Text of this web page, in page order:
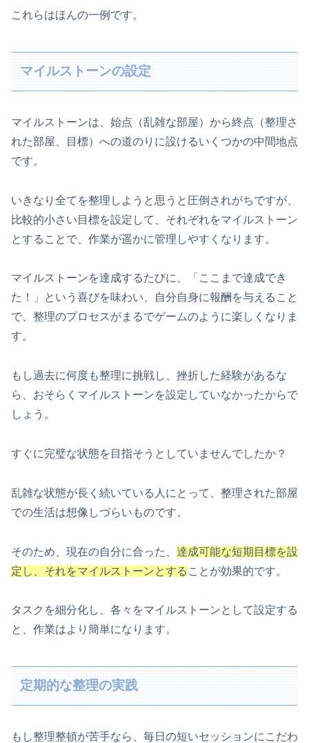
これらはほんの一例です。
マイルストーンの設定
マイルストーンは、始点（乱雑な部屋）から終点（整理さ
れた部屋、目標）への道のりに設けるいくつかの中間地点
です。
いきなり全てを整理しようと思うと圧倒されがちですが、
比較的小さい目標を設定して、それぞれをマイルストーン
とすることで、作業が遥かに管理しやすくなります。
マイルストーンを達成するたびに、「ここまで達成でき
た！」という喜びを味わい、自分自身に報酬を与えること
で、整理のプロセスがまるでゲームのように楽しくなりま
す。
もし過去に何度も整理に挑戦し、挫折した経験があるな
ら、おそらくマイルストーンを設定していなかったからで
しょう。
すぐに完璧な状態を目指そうとしていませんでしたか？
乱雑な状態が長く続いている人にとって、整理された部屋
での生活は想像しづらいものです。
そのため、現在の自分に合った、 達成可能な短期目標を設
定し、それをマイルストーンとする ことが効果的です。
タスクを細分化し、各々をマイルストーンとして設定する
と、作業はより簡単になります。
定期的な整理の実践
もし整理整頓が苦手なら、毎日の短いセッションにこだわ